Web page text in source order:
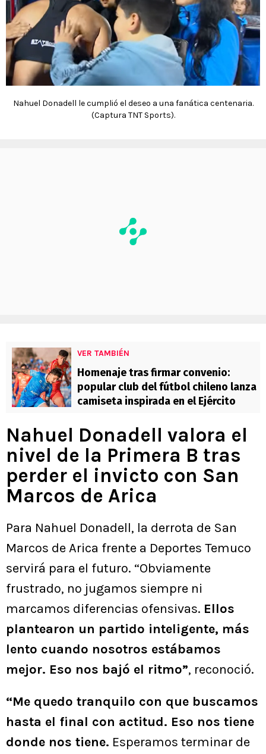
Nahuel Donadell le cumplió el deseo a una fanática centenaria.
(Captura TNT Sports).
VER TAMBIÉN
Homenaje tras firmar convenio:
popular club del fútbol chileno lanza
camiseta inspirada en el Ejército
Nahuel Donadell valora el
nivel de la Primera B tras
perder el invicto con San
Marcos de Arica
Para Nahuel Donadell, la derrota de San
Marcos de Arica frente a Deportes Temuco
servirá para el futuro. “Obviamente
frustrado, no jugamos siempre ni
marcamos diferencias ofensivas. Ellos
plantearon un partido inteligente, más
lento cuando nosotros estábamos
mejor. Eso nos bajó el ritmo”, reconoció.
“Me quedo tranquilo con que buscamos
hasta el final con actitud. Eso nos tiene
donde nos tiene. Esperamos terminar de